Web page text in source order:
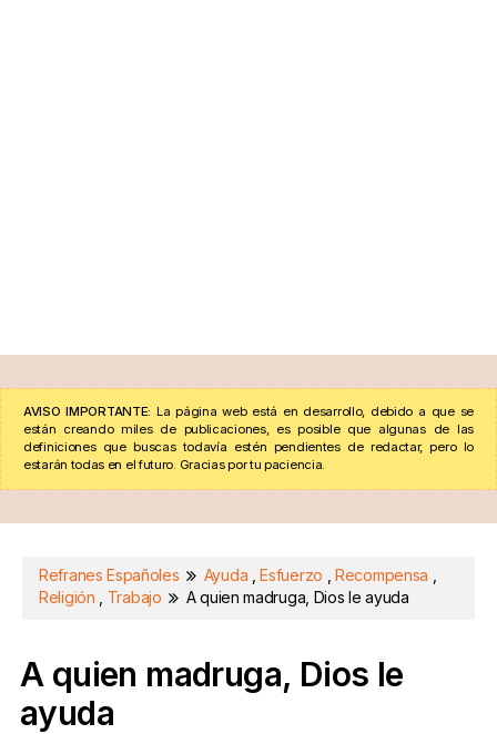
AVISO IMPORTANTE: La página web está en desarrollo, debido a que se
están creando miles de publicaciones, es posible que algunas de las
definiciones que buscas todavía estén pendientes de redactar, pero lo
estarán todas en el futuro. Gracias por tu paciencia.
Refranes Españoles Ayuda ,Esfuerzo ,Recompensa
Religión
Trabajo A quien madruga, Dios le ayuda
A quien madruga, Dios le
ayuda